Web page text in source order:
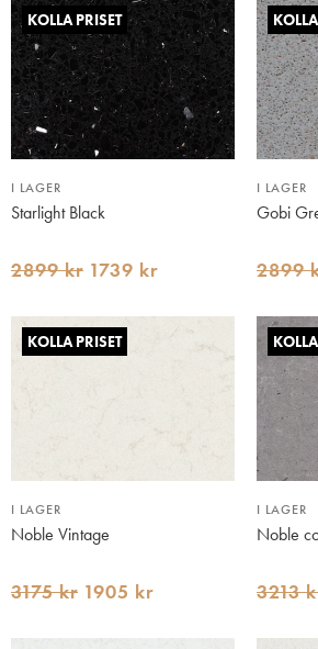
KOLLA PRISET
I LAGER
Starlight Black
2899 kr 1739 kr
I LAGER
Gobi
2899
KOLLA PRISET
I LAGER
Noble Vintage
3175 kr 1905 kr
I LAGER
Noble
3213